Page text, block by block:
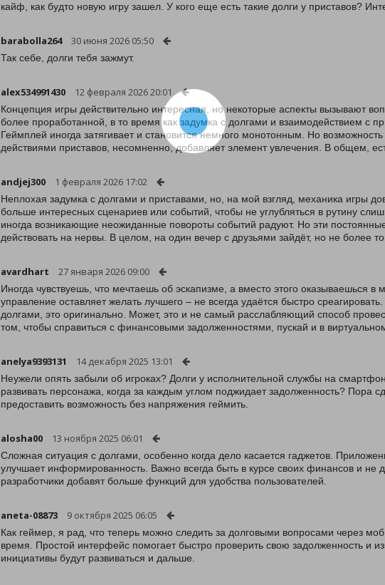
кайф, как будто новую игру зашел. У кого еще есть такие долги у приставов?
barabolla264 30 июня 2026 05:50
Так себе, долги тебя зажмут.
alex534991430 12 февраля 2026 20:01
Концепция игры действительно интересная, но некоторые аспекты вызывают
более проработанной, в то время как задумка с долгами и взаимодействием с
Геймплей иногда затягивает и становится немного монотонным. Но
действиями приставов, несомненно, добавляет элемент увлечения. В общем,
andjej300 1 февраля 2026 17:02
Неплохая задумка с долгами и приставами, но, на мой взгляд, механика игры
больше интересных сценариев или событий, чтобы не углубляться в рутину
иногда возникающие неожиданные повороты событий радуют. Но эти
действовать на нервы. В целом, на один вечер с друзьями зайдёт, но не более
avardhart 27 января 2026 09:00
Иногда чувствуешь, что мечтаешь об эскапизме, а вместо этого оказываешься
управление оставляет желать лучшего – не всегда удаётся быстро
долгами, это оригинально. Может, это и не самый расслабляющий способ
том, чтобы справиться с финансовыми задолженностями, пускай и в
anelya9393131 14 декабря 2025 13:01
Неужели опять забыли об игроках? Долги у исполнительной службы на
развивать персонажа, когда за каждым углом поджидает задолженность? Пора
предоставить возможность без напряжения геймить.
alosha00 13 ноября 2025 06:01
Сложная ситуация с долгами, особенно когда дело касается гаджетов.
улучшает информированность. Важно всегда быть в курсе своих финансов и не
разработчики добавят больше функций для удобства пользователей.
aneta-08873 9 октября 2025 06:05
Как геймер, я рад, что теперь можно следить за долговыми вопросами через
время. Простой интерфейс помогает быстро проверить свою задолженность и
инициативы будут развиваться и дальше.